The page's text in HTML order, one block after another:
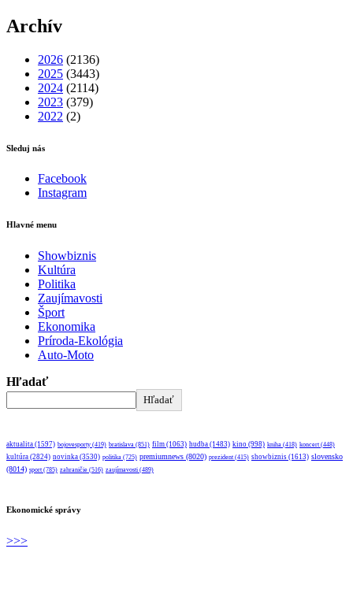
Archív
2026 (2136)
2025 (3443)
2024 (2114)
2023 (379)
2022 (2)
Sleduj nás
Facebook
Instagram
Hlavné menu
Showbiznis
Kultúra
Politika
Zaujímavosti
Šport
Ekonomika
Príroda-Ekológia
Auto-Moto
Hľadať
Hľadať
aktualita (1597) bojovesporty (419) bratislava (851) film (1063) hudba (1483) kino (998) kniha (418) koncert (448)
kultúra (2824) novinka (3530) politika (725) premiumnews (8020) prezident (415) showbiznis (1613) slovensko
(8014) sport (785) zahraničie (516) zaujímavosti (489)
Ekonomické správy
>>>